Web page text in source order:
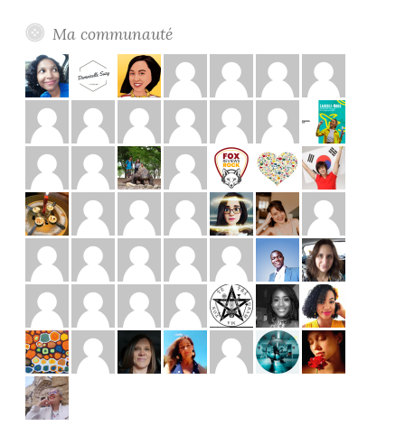
Ma communauté